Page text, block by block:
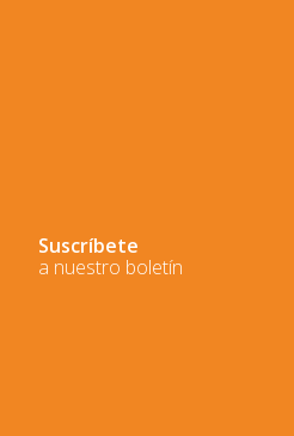
Suscríbete
a nuestro boletín